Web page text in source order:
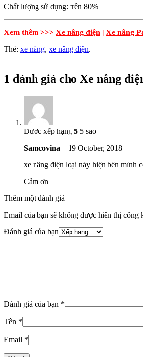
Chất lượng sử dụng: trên 80%
Xem thêm >>> Xe nâng điện | Xe nâng
Thẻ: xe nâng, xe nâng điện.
1 đánh giá cho Xe nâng
Được xếp hạng 5 5 sao
Samcovina – 19 October, 2018
xe nâng điện loại này hiện bên mình
Cảm ơn
Thêm một đánh giá
Email của bạn sẽ không được hiển thị công
Đánh giá của bạn
Đánh giá của bạn *
Tên *
Email *